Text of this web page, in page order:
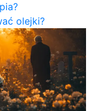
olejki?